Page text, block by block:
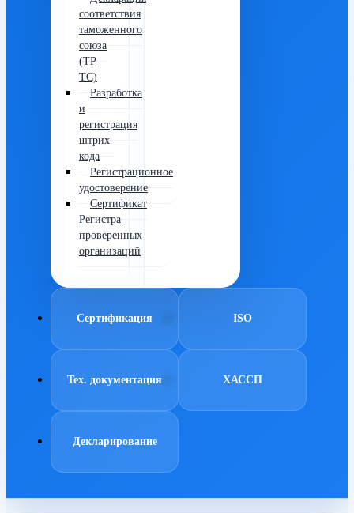
соответствия
таможенного
союза
(ТР
ТС)
Разработка
и
регистрация
штрих-
кода
Регистрационное
удостоверение
Сертификат
Регистра
проверенных
организаций
Сертификация ISO
Тех. документация ХАССП
Декларирование